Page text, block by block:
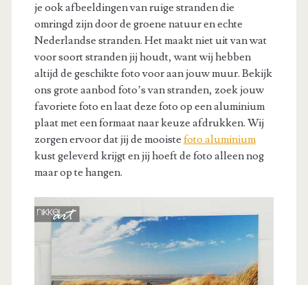
je ook afbeeldingen van ruige stranden die
omringd zijn door de groene natuur en echte
Nederlandse stranden. Het maakt niet uit van wat
voor soort stranden jij houdt, want wij hebben
altijd de geschikte foto voor aan jouw muur. Bekijk
ons grote aanbod foto’s van stranden, zoek jouw
favoriete foto en laat deze foto op een aluminium
plaat met een formaat naar keuze afdrukken. Wij
zorgen ervoor dat jij de mooiste foto aluminium
kust geleverd krijgt en jij hoeft de foto alleen nog
maar op te hangen.